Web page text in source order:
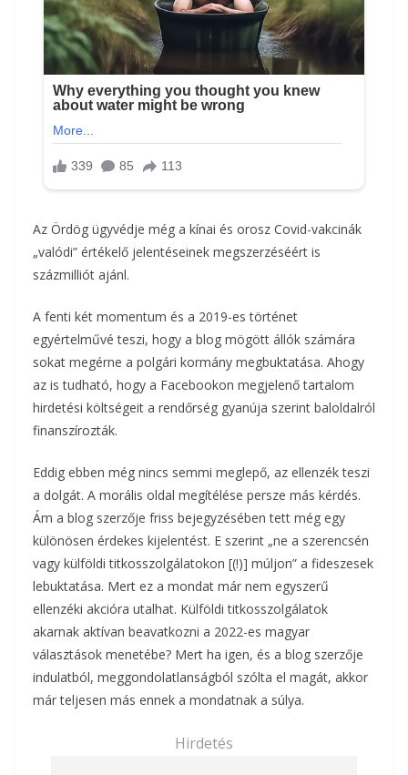
Az Ördög ügyvédje még a kínai és orosz Covid-vakcinák
„valódi” értékelő jelentéseinek megszerzéséért is
százmilliót ajánl.
A fenti két momentum és a 2019-es történet
egyértelművé teszi, hogy a blog mögött állók számára
sokat megérne a polgári kormány megbuktatása. Ahogy
az is tudható, hogy a Facebookon megjelenő tartalom
hirdetési költségeit a rendőrség gyanúja szerint baloldalról
finanszírozták.
Eddig ebben még nincs semmi meglepő, az ellenzék teszi
a dolgát. A morális oldal megítélése persze más kérdés.
Ám a blog szerzője friss bejegyzésében tett még egy
különösen érdekes kijelentést. E szerint „ne a szerencsén
vagy külföldi titkosszolgálatokon [(!)] múljon” a fideszesek
lebuktatása. Mert ez a mondat már nem egyszerű
ellenzéki akcióra utalhat. Külföldi titkosszolgálatok
akarnak aktívan beavatkozni a 2022-es magyar
választások menetébe? Mert ha igen, és a blog szerzője
indulatból, meggondolatlanságból szólta el magát, akkor
már teljesen más ennek a mondatnak a súlya.
Hirdetés